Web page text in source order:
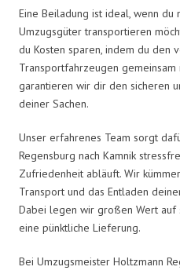
Eine Beiladung ist ideal, wenn
Umzugsgüter transportieren
du Kosten sparen, indem du den
Transportfahrzeugen
garantieren wir dir den sicheren
deiner Sachen.
Unser erfahrenes Team sorgt
Regensburg nach Kamnik
Zufriedenheit abläuft. Wir
Transport und das Entladen
Dabei legen wir großen Wert auf
eine pünktliche Lieferung.
Bei Umzugsmeister Holtzmann